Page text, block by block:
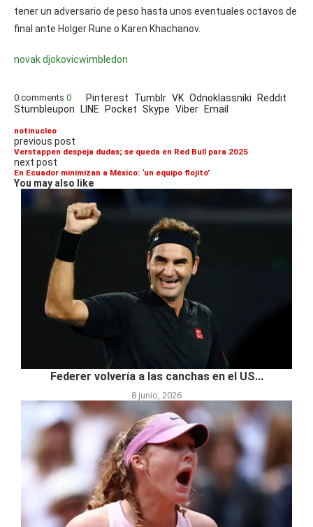
tener un adversario de peso hasta unos eventuales octavos de
final ante Holger Rune o Karen Khachanov.
novak djokovicwimbledon
0 comments 0 Pinterest Tumblr VK Odnoklassniki Reddit
Stumbleupon LINE Pocket Skype Viber Email
notinucleo
previous post
Verstappen despeja dudas; se queda en Red Bull para 2025
next post
En Ecuador minimizan a México: ‘un equipo flojito’
You may also like
Federer volvería a las canchas en el US...
8 junio, 2026